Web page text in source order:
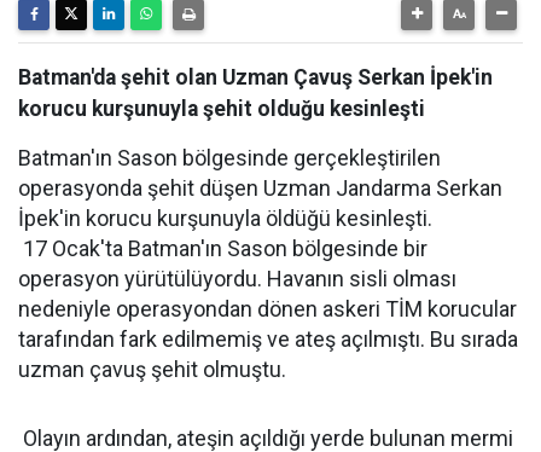
Batman'da şehit olan Uzman Çavuş Serkan İpek'in
korucu kurşunuyla şehit olduğu kesinleşti
Batman'ın Sason bölgesinde gerçekleştirilen
operasyonda şehit düşen Uzman Jandarma Serkan
İpek'in korucu kurşunuyla öldüğü kesinleşti.
17 Ocak'ta Batman'ın Sason bölgesinde bir
operasyon yürütülüyordu. Havanın sisli olması
nedeniyle operasyondan dönen askeri TİM korucular
tarafından fark edilmemiş ve ateş açılmıştı. Bu sırada
uzman çavuş şehit olmuştu.
Olayın ardından, ateşin açıldığı yerde bulunan mermi